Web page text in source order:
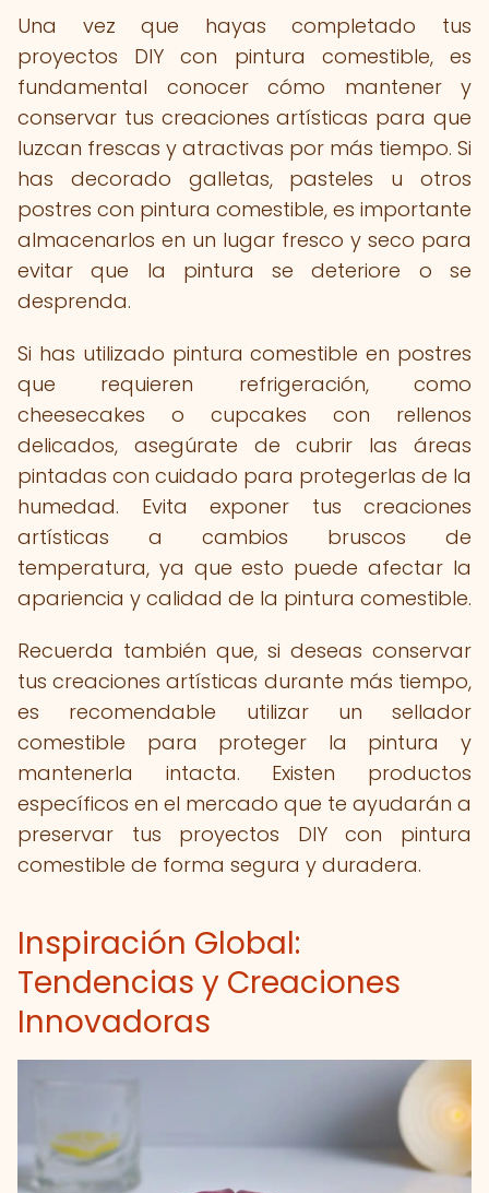
Una vez que hayas completado tus
proyectos DIY con pintura comestible, es
fundamental conocer cómo mantener y
conservar tus creaciones artísticas para que
luzcan frescas y atractivas por más tiempo. Si
has decorado galletas, pasteles u otros
postres con pintura comestible, es importante
almacenarlos en un lugar fresco y seco para
evitar que la pintura se deteriore o se
desprenda.
Si has utilizado pintura comestible en postres
que requieren refrigeración, como
cheesecakes o cupcakes con rellenos
delicados, asegúrate de cubrir las áreas
pintadas con cuidado para protegerlas de la
humedad. Evita exponer tus creaciones
artísticas a cambios bruscos de
temperatura, ya que esto puede afectar la
apariencia y calidad de la pintura comestible.
Recuerda también que, si deseas conservar
tus creaciones artísticas durante más tiempo,
es recomendable utilizar un sellador
comestible para proteger la pintura y
mantenerla intacta. Existen productos
específicos en el mercado que te ayudarán a
preservar tus proyectos DIY con pintura
comestible de forma segura y duradera.
Inspiración Global:
Tendencias y Creaciones
Innovadoras